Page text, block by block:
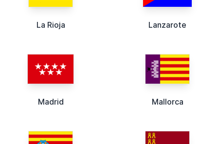
La Rioja Lanzarote
Madrid Mallorca